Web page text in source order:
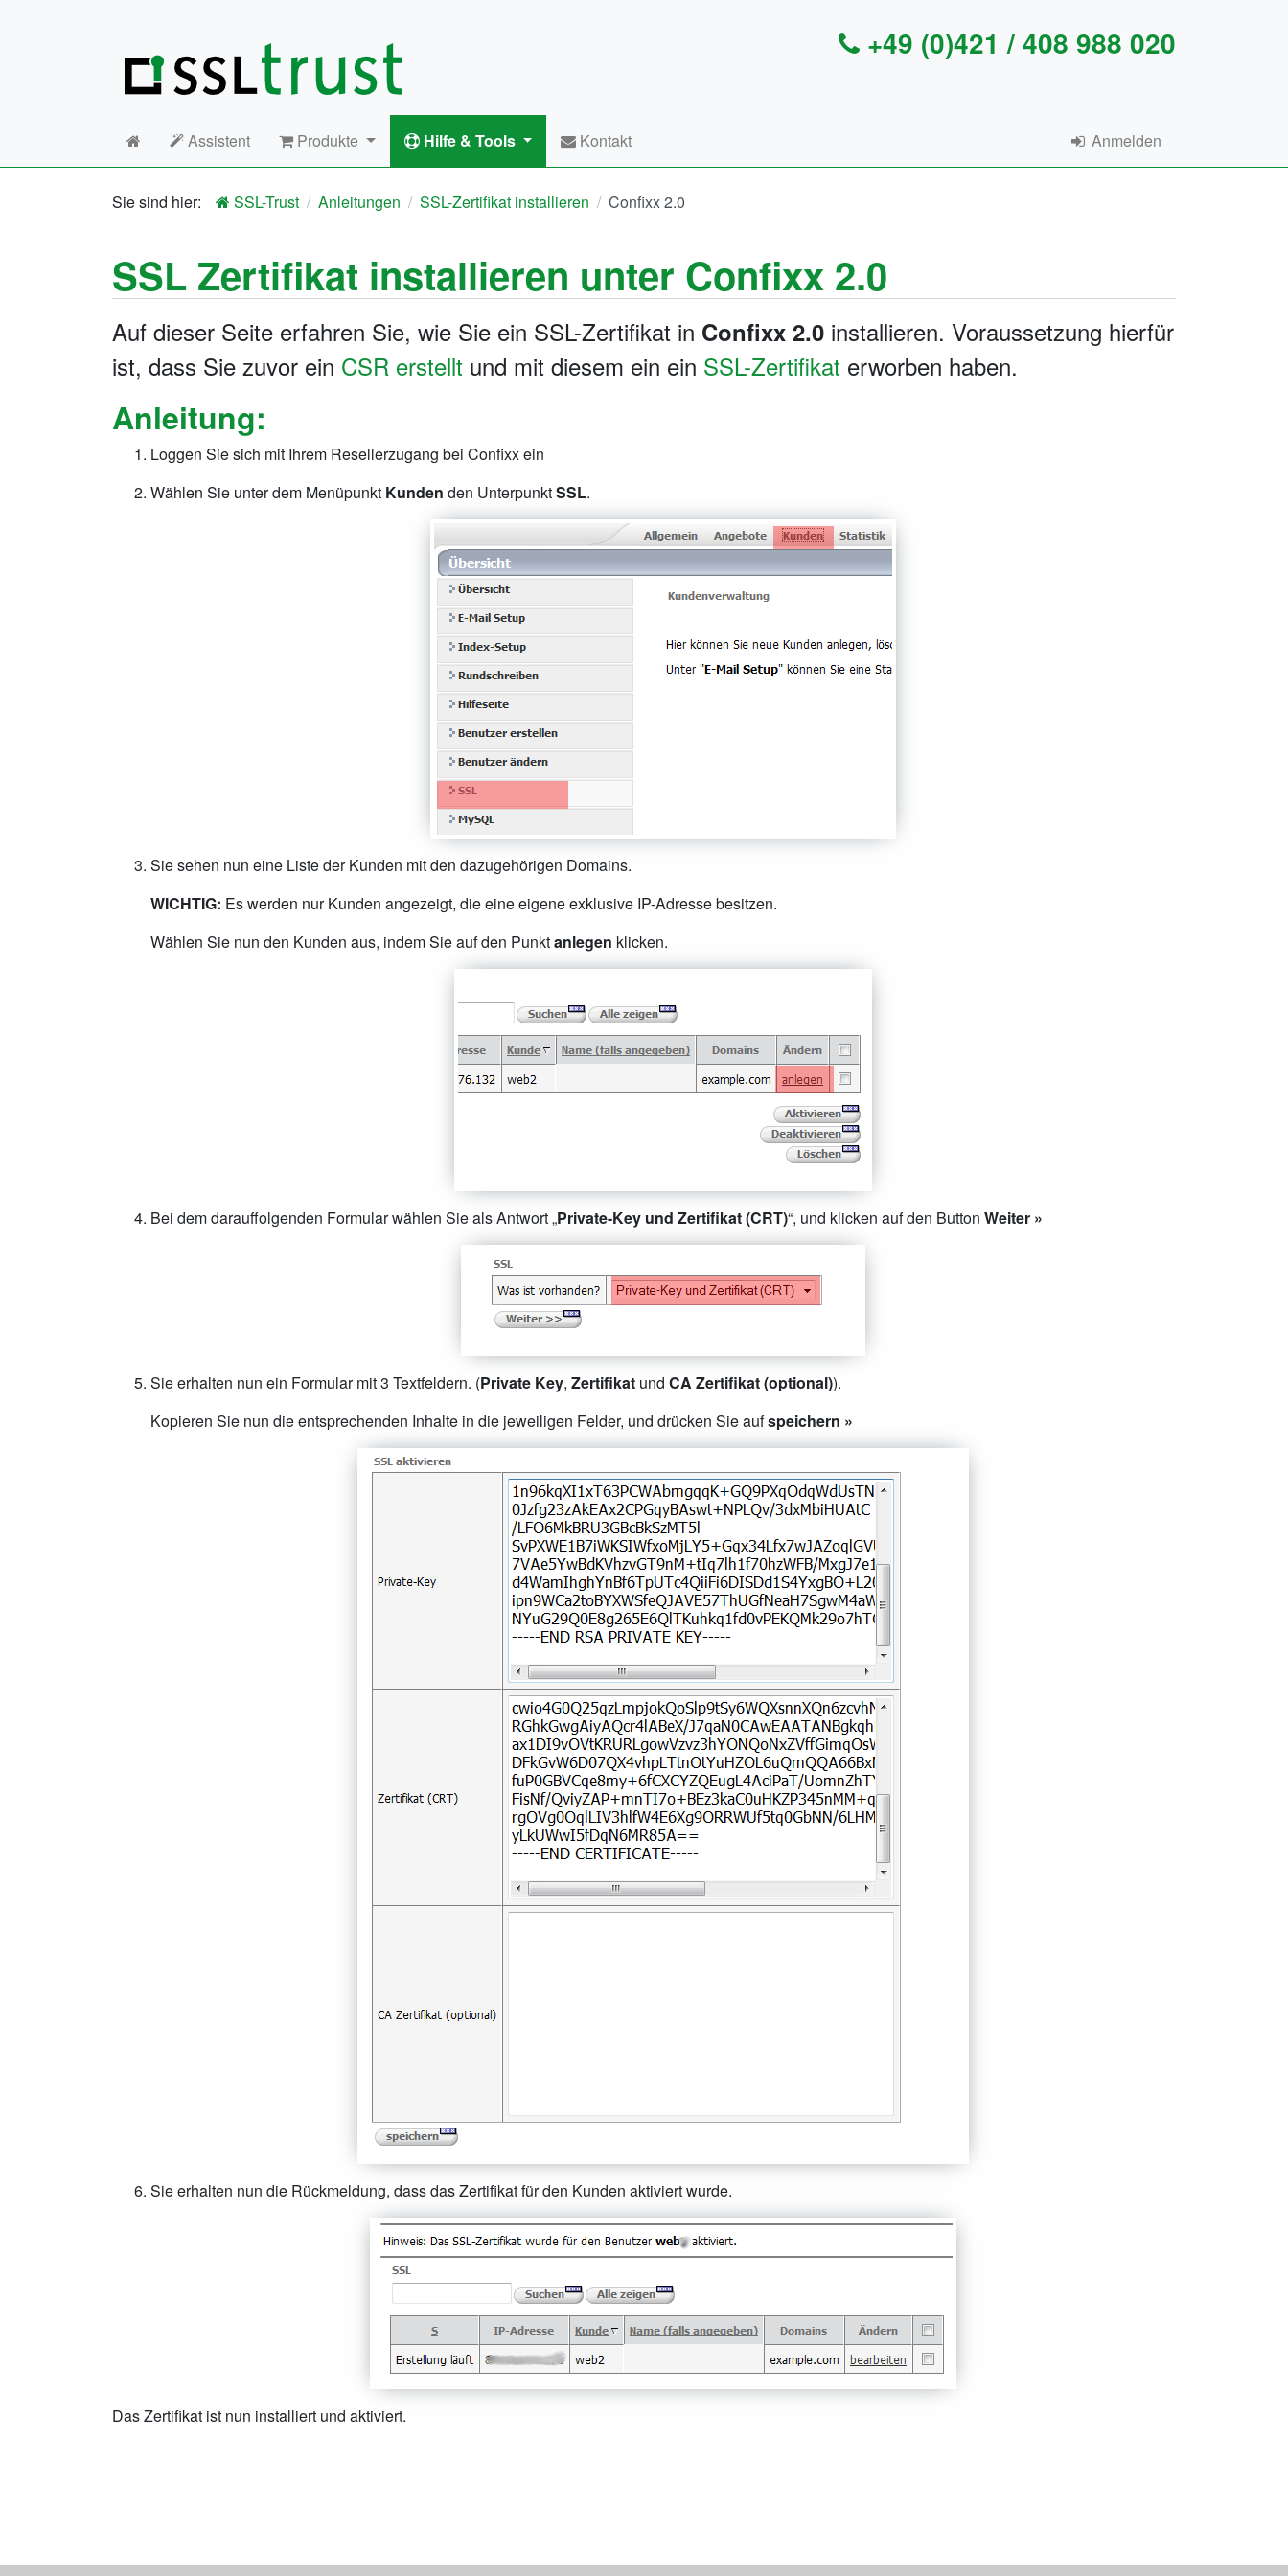
+49 (0)421 / 408 988 020
Assistent Produkte Hilfe & Tools Kontakt Anmelden
SSL-Trust Anleitungen SSL-Zertifikat installieren Confixx 2.0
SSL Zertifikat installieren unter Confixx 2.0
Auf dieser Seite erfahren Sie, wie Sie ein SSL-Zertifikat in Confixx 2.0 installieren. Voraussetzung hierfür
ist, dass Sie zuvor ein CSR erstellt und mit diesem ein ein SSL-Zertifikat erworben haben.
Anleitung:
Loggen Sie sich mit Ihrem Resellerzugang bei Confixx ein
Wählen Sie unter dem Menüpunkt Kunden den UnterpunktSSL.
Sie sehen nun eine Liste der Kunden mit den dazugehörigen Domains.
WICHTIG: Es werden nur Kunden angezeigt, die eine eigene exklusive IP-Adresse besitzen.
Wählen Sie nun den Kunden aus, indem Sie auf den Punktanlegen klicken.
Bei dem darauffolgenden Formular wählen Sie als Antwort „Private-Key und Zertifikat (CRT)“, und klicken auf den Button Weiter »
Sie erhalten nun ein Formular mit 3 Textfeldern. (Private Key, Zertifikat und CA Zertifikat (optional)).
Kopieren Sie nun die entsprechenden Inhalte in die jeweiligen Felder, und drücken Sie aufspeichern »
Sie erhalten nun die Rückmeldung, dass das Zertifikat für den Kunden aktiviert wurde.
Das Zertifikat ist nun installiert und aktiviert.